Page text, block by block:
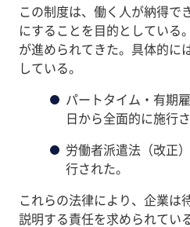
この制度は、働く人が納得で
にすることを目的としている
が進められてきた。具体的に
している。
パートタイム・有期
日から全面的に施行さ
労働者派遣法（改正
行された。
これらの法律により、企業は
説明する責任を求められている